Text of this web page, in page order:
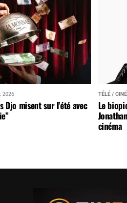
2026
Djo misent sur l’été avec
TÉLÉ /
Le
cinéma